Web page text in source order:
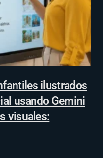
ilustrados
usando Gemini
visuales: